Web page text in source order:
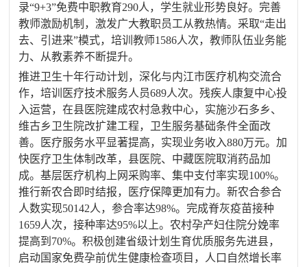
录“9+3”免费中职教育290人，学生就业形势良好。完善
教师激励机制，激发广大教职员工从教热情。采取“走出
去、引进来”模式，培训教师1586人次，教师队伍业务能
力、从教素养不断提升。
推进卫生十年行动计划，深化与内江市医疗机构交流合
作，培训医疗技术服务人员689人次。残疾人康复中心投
入运营，在县医院建成农村急救中心，实施沙石多乡、
维古乡卫生院改扩建工程，卫生服务基础条件全面改
善。医疗服务水平显著提高，实现业务收入880万元。加
快医疗卫生体制改革，县医院、中藏医院取消药品加
成。基层医疗机构上网采购率、集中支付率实现100%。
推行新农合即时结报，医疗保障更加有力。新农合参合
人数实现50142人，参合率达98%。完成脊灰疫苗接种
1659人次，接种率达95%以上。农村孕产妇住院分娩率
提高到 70%。积极创建省级计划生育优质服务先进县，
启动国家免费孕前优生健康检查项目，人口自然增长率